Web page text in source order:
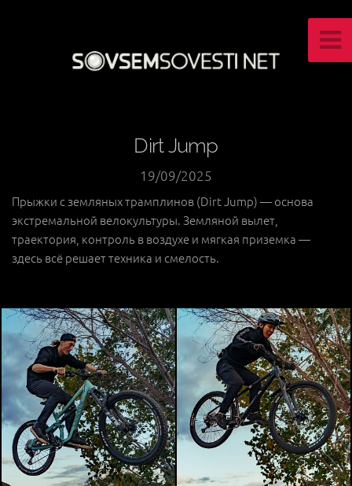
Dirt Jump
19/09/2025
Прыжки с земляных трамплинов (Dirt Jump) — основа
экстремальной велокультуры. Земляной вылет,
траектория, контроль в воздухе и мягкая приземка —
здесь всё решает техника и смелость.